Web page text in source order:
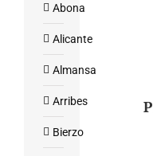
Abona
Alicante
Almansa
Arribes
Bierzo